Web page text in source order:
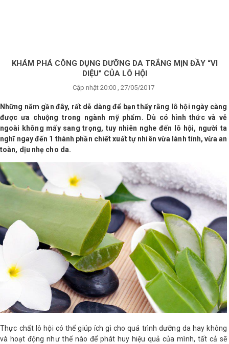
KHÁM PHÁ CÔNG DỤNG DƯỠNG DA TRẮNG MỊN ĐẦY “VI
DIỆU” CỦA LÔ HỘI
Cập nhật 20:00 , 27/05/2017
Những năm gần đây, rất dễ dàng để bạn thấy rằng lô hội ngày càng
được ưa chuộng trong ngành mỹ phẩm. Dù có hình thức và vẻ
ngoài không mấy sang trọng, tuy nhiên nghe đến lô hội, người ta
nghĩ ngay đến 1 thành phần chiết xuất tự nhiên vừa lành tính, vừa an
toàn, dịu nhẹ cho da.
Thực chất lô hội có thể giúp ích gì cho quá trình dưỡng da hay không
và hoạt động như thế nào để phát huy hiệu quả của mình, tất cả sẽ